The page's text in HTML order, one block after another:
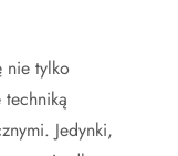
nie tylko
Jedynki,